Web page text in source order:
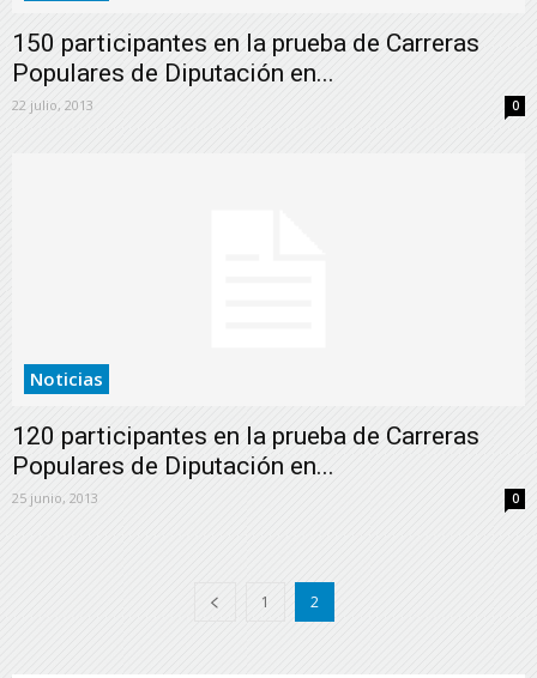
150 participantes en la prueba de Carreras
Populares de Diputación en...
22 julio, 2013 0
Noticias
120 participantes en la prueba de Carreras
Populares de Diputación en...
25 junio, 2013 0
1 2